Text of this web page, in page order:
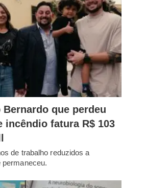
Bernardo que perdeu
incêndio fatura R$ 103
de trabalho reduzidos a